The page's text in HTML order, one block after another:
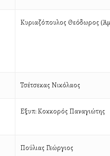
Κυριαζόπουλος Θεόδωρος
Τσέτσεκας Νικόλαος
Εξυπ: Κοκκορός Παναγιώτης
Πούλιας Γεώργιος